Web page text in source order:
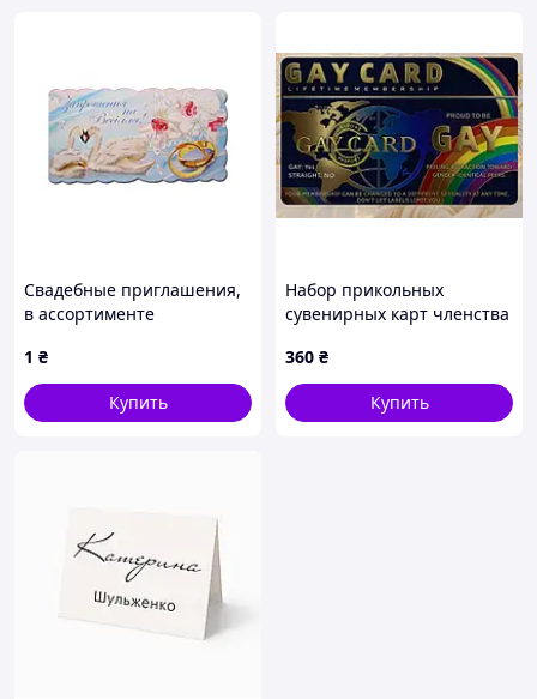
Свадебные приглашения,
в ассортименте
1 ₴
Купить
Набор прикольных
сувенирных карт членства
Membership» темно-синие
(3 шт.) / Подарочные ПВХ-
карты для стирки и ро
360 ₴
Купить